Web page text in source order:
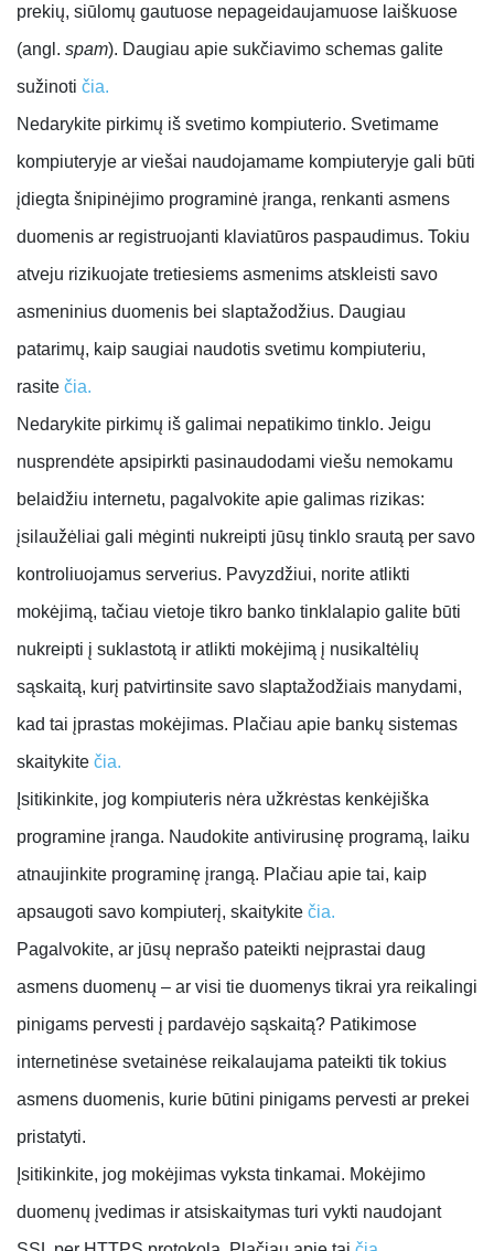
prekių, siūlomų gautuose nepageidaujamuose laiškuose
(angl. spam). Daugiau apie sukčiavimo schemas galite
sužinoti čia.
Nedarykite pirkimų iš svetimo kompiuterio. Svetimame
kompiuteryje ar viešai naudojamame kompiuteryje gali būti
įdiegta šnipinėjimo programinė įranga, renkanti asmens
duomenis ar registruojanti klaviatūros paspaudimus. Tokiu
atveju rizikuojate tretiesiems asmenims atskleisti savo
asmeninius duomenis bei slaptažodžius. Daugiau
patarimų, kaip saugiai naudotis svetimu kompiuteriu,
rasite čia.
Nedarykite pirkimų iš galimai nepatikimo tinklo. Jeigu
nusprendėte apsipirkti pasinaudodami viešu nemokamu
belaidžiu internetu, pagalvokite apie galimas rizikas:
įsilaužėliai gali mėginti nukreipti jūsų tinklo srautą per savo
kontroliuojamus serverius. Pavyzdžiui, norite atlikti
mokėjimą, tačiau vietoje tikro banko tinklalapio galite būti
nukreipti į suklastotą ir atlikti mokėjimą į nusikaltėlių
sąskaitą, kurį patvirtinsite savo slaptažodžiais manydami,
kad tai įprastas mokėjimas. Plačiau apie bankų sistemas
skaitykite čia.
Įsitikinkite, jog kompiuteris nėra užkrėstas kenkėjiška
programine įranga. Naudokite antivirusinę programą, laiku
atnaujinkite programinę įrangą. Plačiau apie tai, kaip
apsaugoti savo kompiuterį, skaitykite čia.
Pagalvokite, ar jūsų neprašo pateikti neįprastai daug
asmens duomenų – ar visi tie duomenys tikrai yra reikalingi
pinigams pervesti į pardavėjo sąskaitą? Patikimose
internetinėse svetainėse reikalaujama pateikti tik tokius
asmens duomenis, kurie būtini pinigams pervesti ar prekei
pristatyti.
Įsitikinkite, jog mokėjimas vyksta tinkamai. Mokėjimo
duomenų įvedimas ir atsiskaitymas turi vykti naudojant